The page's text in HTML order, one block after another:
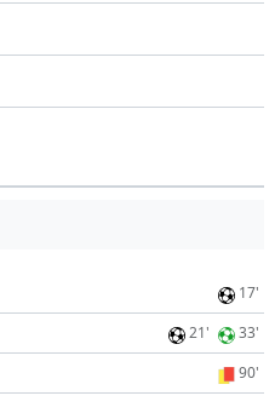
17'
21' 33'
90'